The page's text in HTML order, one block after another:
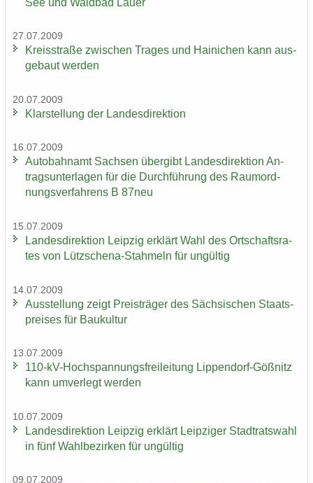
27.07.2009
Kreis­stra­ße zwi­schen Tra­ges und Hai­ni­chen kann aus­
ge­baut wer­den
20.07.2009
Klar­stel­lung der Lan­des­di­rek­ti­on
16.07.2009
Au­to­bahn­amt Sach­sen über­gibt Lan­des­di­rek­ti­on An­
trags­un­ter­la­gen für die Durch­füh­rung des Raum­ord­
nungs­ver­fah­rens B 87neu
15.07.2009
Lan­des­di­rek­ti­on Leip­zig er­klärt Wahl des Ort­schafts­ra­
tes von Lützschena-​Stahmeln für un­gül­tig
14.07.2009
Aus­stel­lung zeigt Preis­trä­ger des Säch­si­schen Staats­
prei­ses für Bau­kul­tur
13.07.2009
110-​kV-Hochspannungsfreileitung Lippendorf-​Gößnitz
kann um­ver­legt wer­den
10.07.2009
Lan­des­di­rek­ti­on Leip­zig er­klärt Leip­zi­ger Stadt­rats­wahl
in fünf Wahl­be­zir­ken für un­gül­tig
09.07.2009